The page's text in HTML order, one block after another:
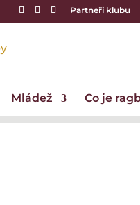
Partneři klubu
Mládež Co je